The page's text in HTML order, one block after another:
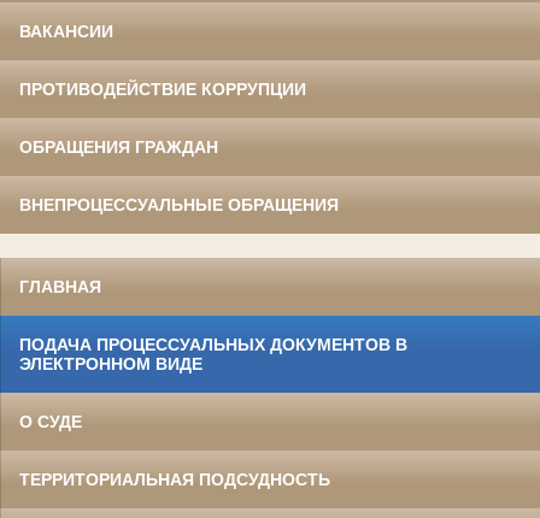
ВАКАНСИИ
ПРОТИВОДЕЙСТВИЕ КОРРУПЦИИ
ОБРАЩЕНИЯ ГРАЖДАН
ВНЕПРОЦЕССУАЛЬНЫЕ ОБРАЩЕНИЯ
ГЛАВНАЯ
ПОДАЧА ПРОЦЕССУАЛЬНЫХ ДОКУМЕНТОВ В
ЭЛЕКТРОННОМ ВИДЕ
О СУДЕ
ТЕРРИТОРИАЛЬНАЯ ПОДСУДНОСТЬ